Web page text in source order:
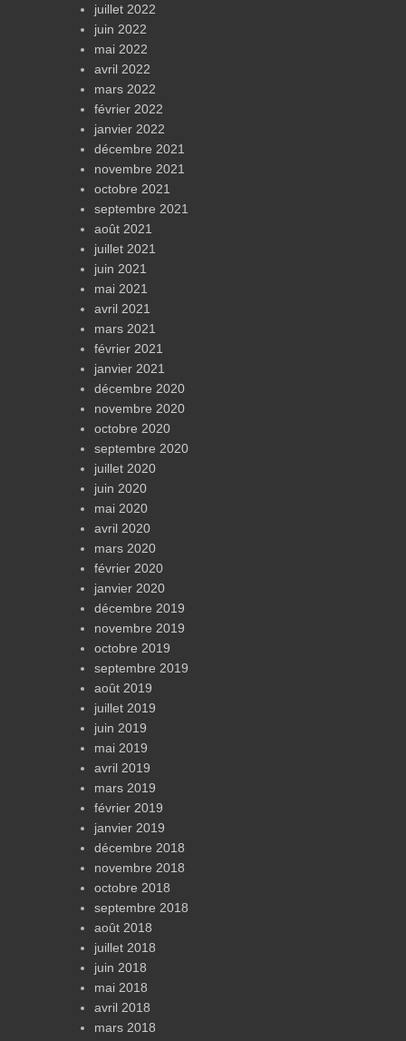
juillet 2022
juin 2022
mai 2022
avril 2022
mars 2022
février 2022
janvier 2022
décembre 2021
novembre 2021
octobre 2021
septembre 2021
août 2021
juillet 2021
juin 2021
mai 2021
avril 2021
mars 2021
février 2021
janvier 2021
décembre 2020
novembre 2020
octobre 2020
septembre 2020
juillet 2020
juin 2020
mai 2020
avril 2020
mars 2020
février 2020
janvier 2020
décembre 2019
novembre 2019
octobre 2019
septembre 2019
août 2019
juillet 2019
juin 2019
mai 2019
avril 2019
mars 2019
février 2019
janvier 2019
décembre 2018
novembre 2018
octobre 2018
septembre 2018
août 2018
juillet 2018
juin 2018
mai 2018
avril 2018
mars 2018